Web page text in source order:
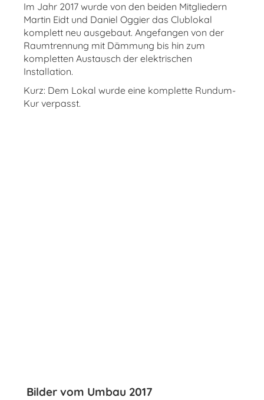
Im Jahr 2017 wurde von den beiden Mitgliedern
Martin Eidt und Daniel Oggier das Clublokal
komplett neu ausgebaut. Angefangen von der
Raumtrennung mit Dämmung bis hin zum
kompletten Austausch der elektrischen
Installation.
Kurz: Dem Lokal wurde eine komplette Rundum-
Kur verpasst.
Bilder vom Umbau 2017